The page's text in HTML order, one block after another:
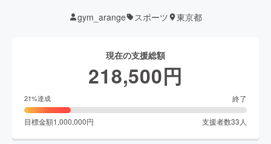
gym_arange スポーツ 東京都
現在の支援総額
218,500円
21%達成 終了
目標金額1,000,000円 支援者数33 人